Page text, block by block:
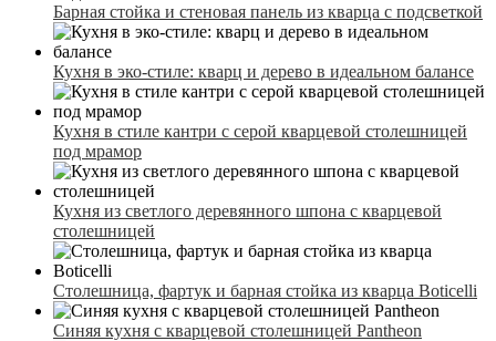
Барная стойка и стеновая панель из кварца с подсветкой
Кухня в эко-стиле: кварц и дерево в идеальном балансе
Кухня в стиле кантри с серой кварцевой столешницей
под мрамор
Кухня из светлого деревянного шпона с кварцевой
столешницей
Столешница, фартук и барная стойка из кварца Boticelli
Синяя кухня с кварцевой столешницей Pantheon